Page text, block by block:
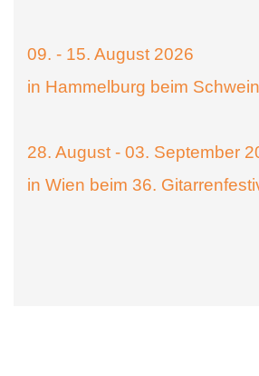
09. - 15. August 2026
in Hammelburg beim
28. August - 03. September
in Wien beim 36.